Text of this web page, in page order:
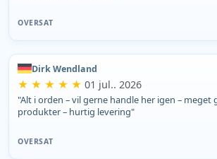
OVERSAT
Dirk Wendland
★ ★ ★ ★ ★ 01 jul.. 2026
"Alt i orden – vil gerne handle her igen – meget
produkter – hurtig levering"
OVERSAT